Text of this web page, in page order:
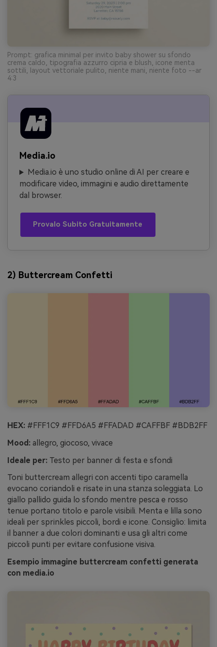
Prompt: grafica minimal per invito baby shower su sfondo
crema caldo, tipografia azzurro cipria e blush, icone menta
sottili, layout vettoriale pulito, niente mani, niente foto --ar
4:3
Media.io
Media.io è uno studio online di AI per creare e
modificare video, immagini e audio direttamente
dal browser.
Provalo Subito Gratuitamente
2) Buttercream Confetti
HEX: #FFF1C9 #FFD6A5 #FFADAD #CAFFBF #BDB2FF
Mood: allegro, giocoso, vivace
Ideale per: Testo per banner di festa e sfondi
Toni buttercream allegri con accenti tipo caramella
evocano coriandoli e risate in una stanza soleggiata. Lo
giallo pallido guida lo sfondo mentre pesca e rosso
tenue portano titolo e parole visibili. Menta e lilla sono
ideali per sprinkles piccoli, bordi e icone. Consiglio: limita
il banner a due colori dominanti e usa gli altri come
piccoli punti per evitare confusione visiva.
Esempio immagine buttercream confetti generata
con media.io